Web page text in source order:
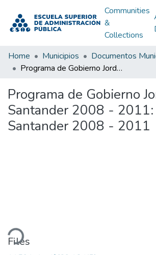
Communities
&
Collections
Home Municipios
Documentos
Programa de Gobierno Jordán Santander 2008 - 2011: PG Jordán Santander 2008 - 2011
Programa de Gobierno
Santander 2008 - 2011:
Santander 2008 - 2011
Files